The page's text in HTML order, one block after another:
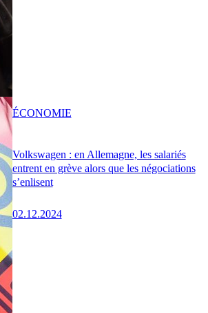
Volkswagen : en Allemagne, les salariés
entrent en grève alors que les négociations
s’enlisent
02.12.2024
ÉCONOMIE